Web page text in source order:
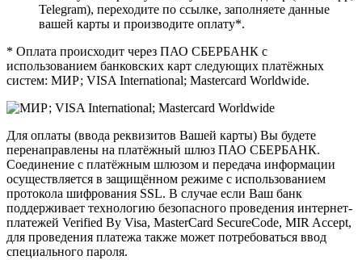
Telegram), переходите по ссылке, заполняете данные
вашей карты и производите оплату*.
* Оплата происходит через ПАО СБЕРБАНК с
использованием банковских карт следующих платёжных
систем: МИР; VISA International; Mastercard Worldwide.
Для оплаты (ввода реквизитов Вашей карты) Вы будете
перенаправлены на платёжный шлюз ПАО СБЕРБАНК.
Соединение с платёжным шлюзом и передача информации
осуществляется в защищённом режиме с использованием
протокола шифрования SSL. В случае если Ваш банк
поддерживает технологию безопасного проведения интернет-
платежей Verified By Visa, MasterCard SecureCode, MIR Accept,
для проведения платежа также может потребоваться ввод
специального пароля.